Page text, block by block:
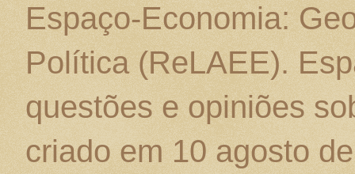
Espaço-Economia:
Política (ReLAEE).
questões e opiniões
criado em 10 agosto